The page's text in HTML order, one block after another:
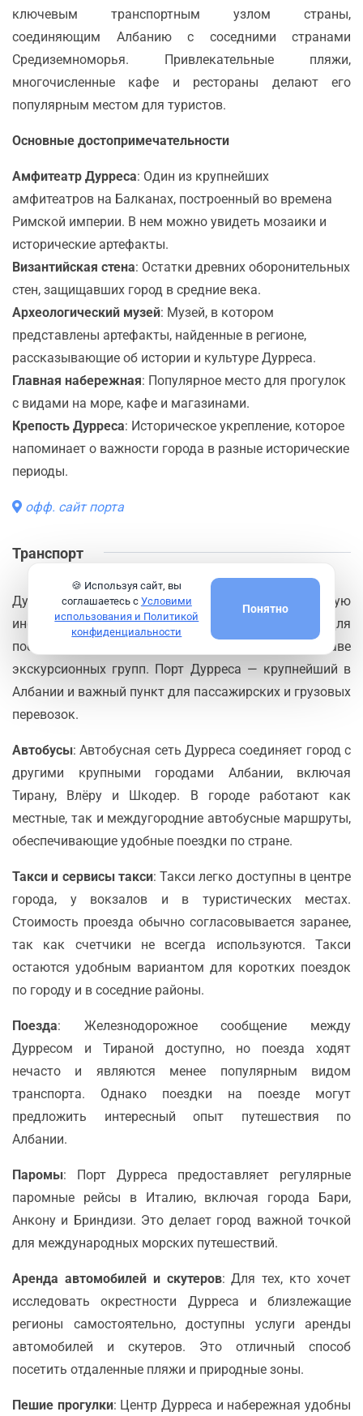
ключевым транспортным узлом страны,
соединяющим Албанию с соседними странами
Средиземноморья. Привлекательные пляжи,
многочисленные кафе и рестораны делают его
популярным местом для туристов.
Основные достопримечательности
Амфитеатр Дурреса: Один из крупнейших
амфитеатров на Балканах, построенный во времена
Римской империи. В нем можно увидеть мозаики и
исторические артефакты.
Византийская стена: Остатки древних оборонительных
стен, защищавших город в средние века.
Археологический музей: Музей, в котором
представлены артефакты, найденные в регионе,
рассказывающие об истории и культуре Дурреса.
Главная набережная: Популярное место для прогулок
с видами на море, кафе и магазинами.
Крепость Дурреса: Историческое укрепление, которое
напоминает о важности города в разные исторические
периоды.
офф. сайт порта
Транспорт
Дуррес имеет развитую транспортную
инфраструктуру, что делает его удобным для
посещения как самостоятельно, так и в составе
экскурсионных групп. Порт Дурреса — крупнейший в
Албании и важный пункт для пассажирских и грузовых
перевозок.
Автобусы: Автобусная сеть Дурреса соединяет город с
другими крупными городами Албании, включая
Тирану, Влёру и Шкодер. В городе работают как
местные, так и междугородние автобусные маршруты,
обеспечивающие удобные поездки по стране.
Такси и сервисы такси: Такси легко доступны в центре
города, у вокзалов и в туристических местах.
Стоимость проезда обычно согласовывается заранее,
так как счетчики не всегда используются. Такси
остаются удобным вариантом для коротких поездок
по городу и в соседние районы.
Поезда: Железнодорожное сообщение между
Дурресом и Тираной доступно, но поезда ходят
нечасто и являются менее популярным видом
транспорта. Однако поездки на поезде могут
предложить интересный опыт путешествия по
Албании.
Паромы: Порт Дурреса предоставляет регулярные
паромные рейсы в Италию, включая города Бари,
Анкону и Бриндизи. Это делает город важной точкой
для международных морских путешествий.
Аренда автомобилей и скутеров: Для тех, кто хочет
исследовать окрестности Дурреса и близлежащие
регионы самостоятельно, доступны услуги аренды
автомобилей и скутеров. Это отличный способ
посетить отдаленные пляжи и природные зоны.
Пешие прогулки: Центр Дурреса и набережная удобны
🍪 Используя сайт, вы
соглашаетесь с Условими
использования и Политикой
конфиденциальности
Понятно